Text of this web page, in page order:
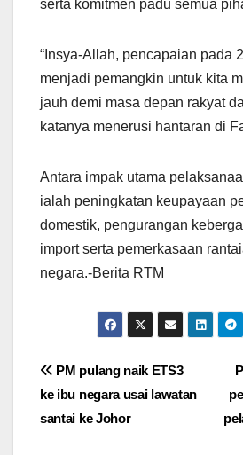
serta komitmen padu semua
“Insya-Allah, pencapaian pada
menjadi pemangkin untuk kita
jauh demi masa depan rakyat
katanya menerusi hantaran di
Antara impak utama
ialah peningkatan keupayaan
domestik, pengurangan
import serta pemerkasaan
negara.-Berita RTM
Post
navigation
PM pulang naik ETS3
ke ibu negara usai lawatan
santai ke Johor